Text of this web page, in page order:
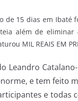
de 15 dias em
além de
MIL REAIS EM
Leandro
e tem feito
e